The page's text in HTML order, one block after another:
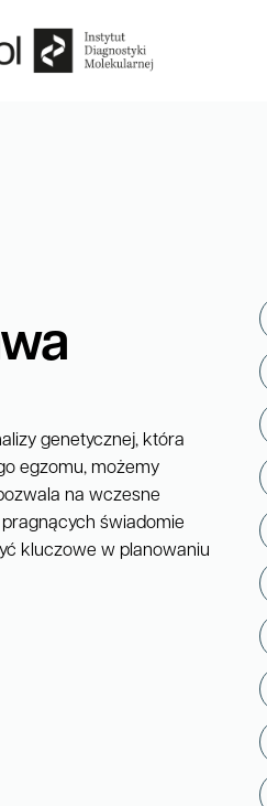
genetycznej, która
egzomu, możemy
na wczesne
świadomie
kluczowe w planowaniu